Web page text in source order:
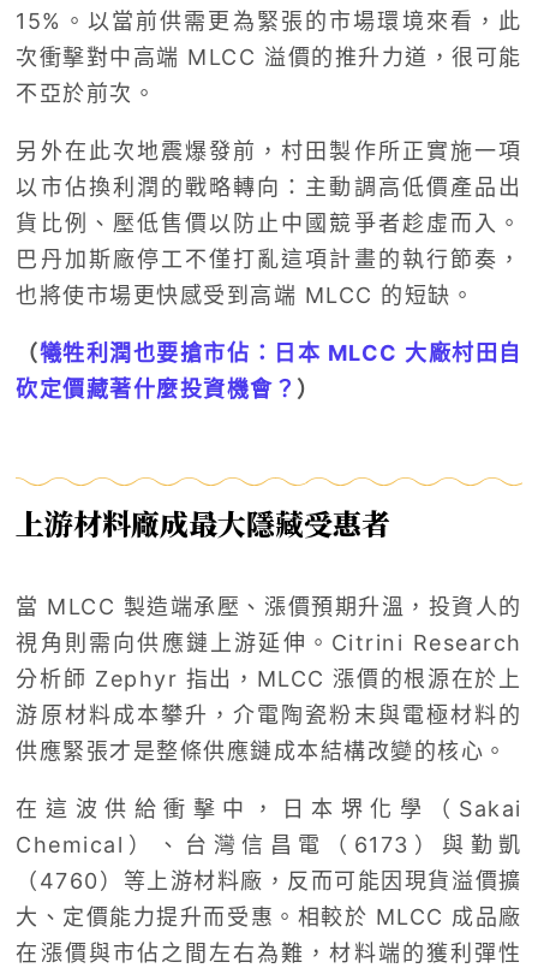
15%。以當前供需更為緊張的市場環境來看，此
次衝擊對中高端 MLCC 溢價的推升力道，很可能
不亞於前次。
另外在此次地震爆發前，村田製作所正實施一項
以市佔換利潤的戰略轉向：主動調高低價產品出
貨比例、壓低售價以防止中國競爭者趁虛而入。
巴丹加斯廠停工不僅打亂這項計畫的執行節奏，
也將使市場更快感受到高端 MLCC 的短缺。
（犧牲利潤也要搶市佔：日本 MLCC 大廠村田自
砍定價藏著什麼投資機會？ ）
上游材料廠成最大隱藏受惠者
當 MLCC 製造端承壓、漲價預期升溫，投資人的
視角則需向供應鏈上游延伸。Citrini Research
分析師 Zephyr 指出，MLCC 漲價的根源在於上
游原材料成本攀升，介電陶瓷粉末與電極材料的
供應緊張才是整條供應鏈成本結構改變的核心。
在這波供給衝擊中，日本堺化學（Sakai
Chemical）、台灣信昌電（6173）與勤凱
（4760）等上游材料廠，反而可能因現貨溢價擴
大、定價能力提升而受惠。相較於 MLCC 成品廠
在漲價與市佔之間左右為難，材料端的獲利彈性